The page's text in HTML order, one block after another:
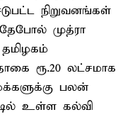
நிறுவனங்கள்
முத்ரா
ரூ.20 லட்சமாக
பலன்
உள்ள கல்வி